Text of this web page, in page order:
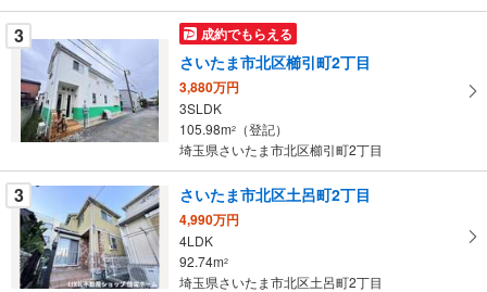
に
保
す
る
3 成約でもらえる
さいたま市北区櫛引町2丁目
3,880万円
3SLDK
105.98m2
（登記）
埼玉県さいたま市北区櫛引町2丁目
3 さいたま市北区土呂町2丁目
4,990万円
4LDK
92.74m2
埼玉県さいたま市北区土呂町2丁目